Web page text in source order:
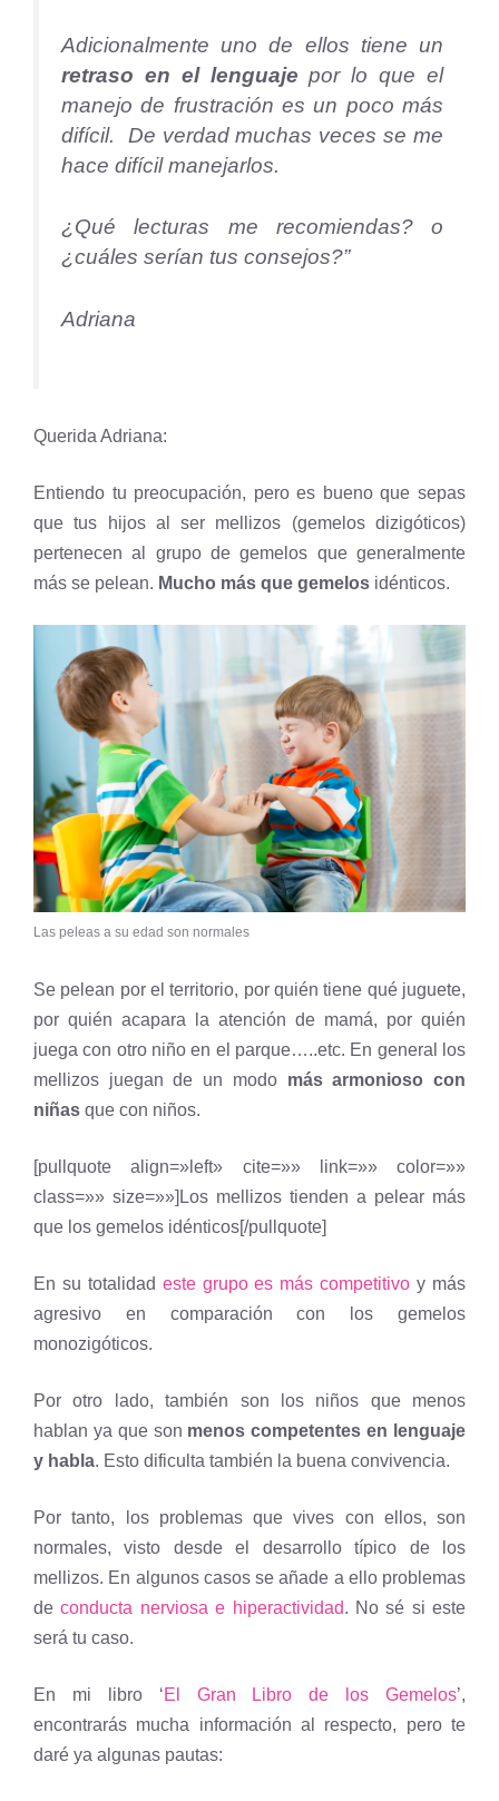
Adicionalmente uno de ellos tiene un
retraso en el lenguaje por lo que el
manejo de frustración es un poco más
difícil. De verdad muchas veces se me
hace difícil manejarlos.
¿Qué lecturas me recomiendas? o
¿cuáles serían tus consejos?”
Adriana
Querida Adriana:
Entiendo tu preocupación, pero es bueno que sepas
que tus hijos al ser mellizos (gemelos dizigóticos)
pertenecen al grupo de gemelos que generalmente
más se pelean. Mucho más que gemelos idénticos.
Las peleas a su edad son normales
Se pelean por el territorio, por quién tiene qué juguete,
por quién acapara la atención de mamá, por quién
juega con otro niño en el parque…..etc. En general los
mellizos juegan de un modo más armonioso con
niñas que con niños.
[pullquote align=»left» cite=»» link=»» color=»»
class=»» size=»»]Los mellizos tienden a pelear más
que los gemelos idénticos[/pullquote]
En su totalidad este grupo es más competitivo y más
agresivo en comparación con los gemelos
monozigóticos.
Por otro lado, también son los niños que menos
hablan ya que son menos competentes en lenguaje
y habla. Esto dificulta también la buena convivencia.
Por tanto, los problemas que vives con ellos, son
normales, visto desde el desarrollo típico de los
mellizos. En algunos casos se añade a ello problemas
deconducta nerviosa e hiperactividad. No sé si este
será tu caso.
En mi libro ‘El Gran Libro de los Gemelos’,
encontrarás mucha información al respecto, pero te
daré ya algunas pautas: